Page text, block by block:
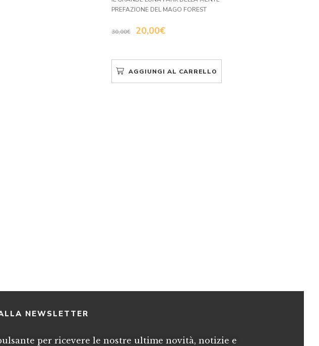
30,00€ 20,00€
PREFAZIONE DEL MAGO FOREST
AGGIUNGI AL CARRELLO
NEWSLETTER
per ricevere le nostre ultime novità, notizie e